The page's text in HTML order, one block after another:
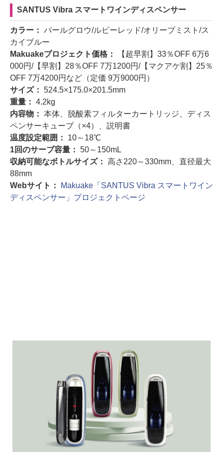
SANTUS Vibra スマートワインディスペンサー
カラー： パールグロウ/ルビーレッド/オリーブミスト/ス
カイブルー
Makuakeプロジェクト価格：
【超早割】33％OFF 6万6
000円/【早割】28％OFF 7万1200円/【マクアケ割】25％
OFF 7万4200円など（定価 9万9000円）
サイズ： 524.5×175.0×201.5mm
重量： 4.2kg
内容物： 本体、脱酸素フィルターカートリッジ、ディス
ペンサーキューブ（×4）、説明書
温度設定範囲： 10～18℃
1回のサーブ容量： 50～150mL
収納可能なボトルサイズ： 高さ220～330mm、直径最大
88mm
Webサイト：
Makuake「SANTUS Vibra スマートワイン
ディスペンサー」プロジェクトページ